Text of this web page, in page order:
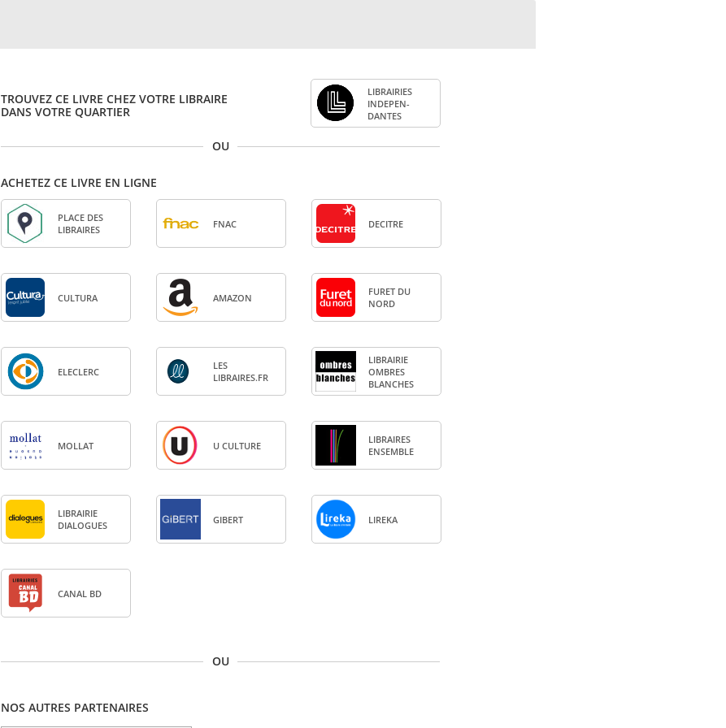
TROUVEZ CE LIVRE CHEZ VOTRE LIBRAIRE
DANS VOTRE QUARTIER
LIBRAI­RIES
INDE­PEN­
DANTES
OU
ACHETEZ CE LIVRE EN LIGNE
PLACE DES
LIBRAIRES
FNAC DECITRE
CULTURA AMA­ZON
FURET DU
NORD
ELE­CLERC
LES
LIBRAIRES.FR
LIBRAI­RIE
OMBRES
BLANCHES
MOL­LAT U CULTURE
LIBRAIRES
ENSEMBLE
LIBRAI­RIE
DIA­LOGUES
GIBERT LIREKA
CANAL BD
OU
NOS AUTRES PARTENAIRES